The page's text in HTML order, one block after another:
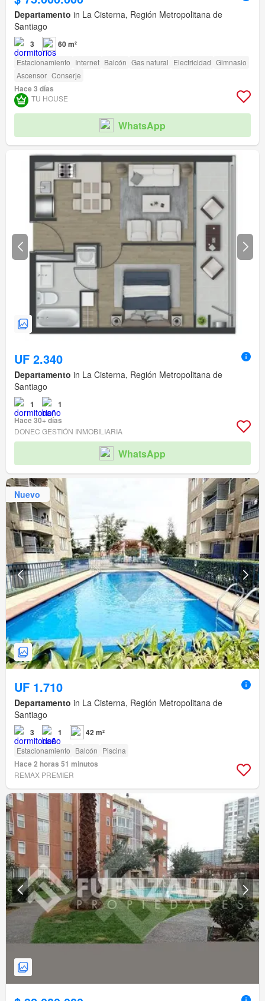
Departamento in La Cisterna, Región Metropolitana de
Santiago
3 60 m²
Estacionamiento Internet Balcón Gas natural Electricidad Gimnasio
Ascensor Conserje
Hace 3 días
TU HOUSE
WhatsApp
UF 2.340
Departamento in La Cisterna, Región Metropolitana de
Santiago
1
1
Hace 30+ días
DONEC GESTIÓN INMOBILIARIA
WhatsApp
Nuevo
UF 1.710
Departamento in La Cisterna, Región Metropolitana de
Santiago
3 1 42 m²
Estacionamiento Balcón Piscina
Hace 2 horas 51 minutos
REMAX PREMIER